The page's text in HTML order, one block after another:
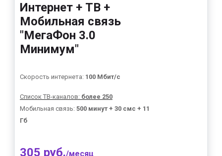
Интернет + ТВ +
Мобильная связь
"МегаФон 3.0
Минимум"
Скорость интернета: 100 Мбит/с
Список ТВ-каналов: более 250
Мобильная связь: 500 минут + 30 смс + 11
Гб
305 руб./месяц